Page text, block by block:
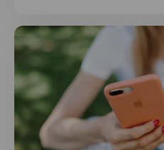
Lees meer over Ga goed